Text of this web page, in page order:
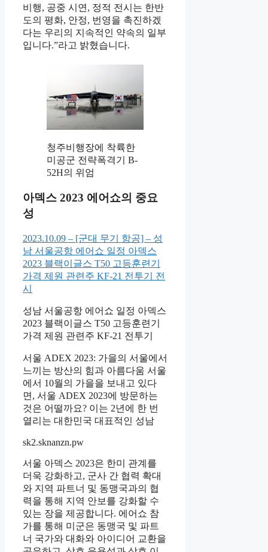
비행, 공중 시연, 정적 전시는 한반
도의 평화, 안정, 번영을 촉진하겠
다는 우리의 지속적인 약속의 일부
입니다.”라고 밝혔습니다.
청주비행장에 착륙한
미공군 전략폭격기 B-
52H의 위엄
아덱스 2023 에어쇼의 중요
성
2023.10.09 – [군대 무기 항공] – 성
남 서울공항 에어쇼 일정 아덱스
2023 블랙이글스 T50 고등훈련기
가격 제원 관련주 KF-21 전투기 전
시
성남 서울공항 에어쇼 일정 아덱스
2023 블랙이글스 T50 고등훈련기
가격 제원 관련주 KF-21 전투기
서울 ADEX 2023: 가을의 서울에서
느끼는 방산의 힘과 아름다움 서울
에서 10월의 가을을 보내고 있다
면, 서울 ADEX 2023에 방문하는
것은 어떨까요? 이는 2년에 한 번
열리는 대한민국 대표적인 성남
sk2.sknanzn.pw
서울 아덱스 2023은 한미 관계를
더욱 강화하고, 군사 간 협력 확대
와 지역 파트너 및 동맹국과의 협
력을 통해 지역 안보를 강화할 수
있는 장을 제공합니다. 에어쇼 참
가를 통해 미군은 동맹국 및 파트
너 국가와 대화와 아이디어 교환을